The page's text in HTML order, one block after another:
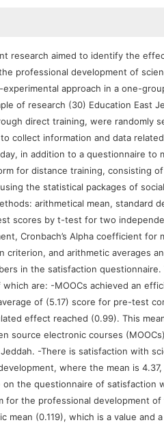
research aimed to identify the
professional development of
experimental approach in a one-
of research (30) Education East
direct training, were randomly
collect information and data
in addition to a questionnaire to
for distance training, consisting
the statistical packages of
arithmetical mean, standard
scores by t-test for two
Cronbach’s Alpha coefficient
criterion, and arithmetic averages
in the satisfaction
which are: -MOOCs achieved an
of (5.17) score for pre-test
effect reached (0.99). This
source electronic courses
-There is satisfaction with
where the mean is
on the questionnaire of satisfaction
for the professional development
mean (0.119), which is a value